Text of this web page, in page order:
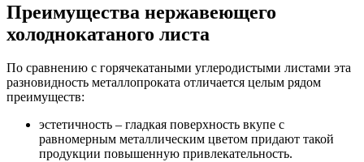
Преимущества нержавеющего
холоднокатаного листа
По сравнению с горячекатаными углеродистыми листами эта
разновидность металлопроката отличается целым рядом
преимуществ:
эстетичность – гладкая поверхность вкупе с
равномерным металлическим цветом придают такой
продукции повышенную привлекательность.